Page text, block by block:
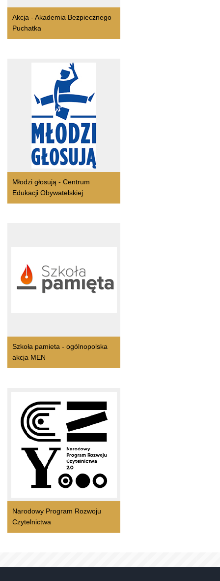
Akcja - Akademia Bezpiecznego
Puchatka
Młodzi głosują - Centrum
Edukacji Obywatelskiej
Szkoła pamieta - ogólnopolska
akcja MEN
Narodowy Program Rozwoju
Czytelnictwa